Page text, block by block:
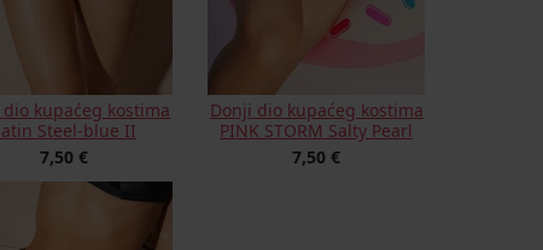
kupaćeg kostima
Steel-blue II
7,50 €
Donji dio kupaćeg kostima
PINK STORM Salty Pearl
7,50 €